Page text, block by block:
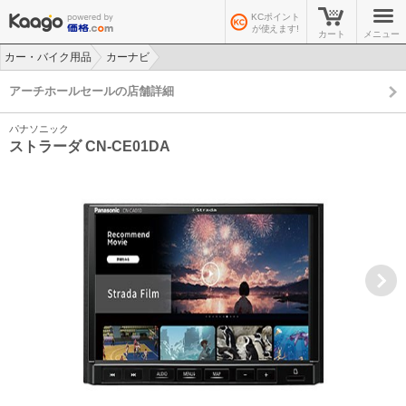
KCポイント
が使えます!
カート メニュー
カー・バイク用品
カーナビ
アーチホールセールの店舗詳細
パナソニック
ストラーダ CN-CE01DA